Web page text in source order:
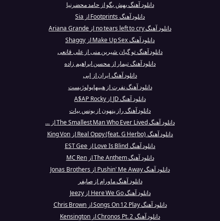
دانلود آهنگ بهش بگو از حامد محضرنیا
دانلود آهنگ Footprints از Sia
دانلود آهنگ no tears left to cry از Ariana Grande
دانلود آهنگ Make Up Sex از Shaggy
دانلود آهنگ تو گیان شیرین منی از علی قانعی
دانلود آهنگ تیمار از محسن ابراهیم زاده
دانلود آهنگ ایران از ابی
دانلود آهنگ نفرت از هیپهاپولوژیست
دانلود آهنگ JD از A$AP Rocky
دانلود آهنگ راز پنهون از یونس بیات
دانلود آهنگ The Smallest Man Who Ever Lived از ...
دانلود آهنگ Real Oppy (feat. G Herbo) از King Von
دانلود آهنگ Love Is Blind از EST Gee
دانلود آهنگ The Anthem از MC Ren
دانلود آهنگ Pushin' Me Away از Jonas Brothers
دانلود آهنگ ماورام از صایفر
دانلود آهنگ Here We Go از Jeezy
دانلود آهنگ Songs On 12 Play از Chris Brown
دانلود آهنگ Chronos Pt. 2 از Kensington